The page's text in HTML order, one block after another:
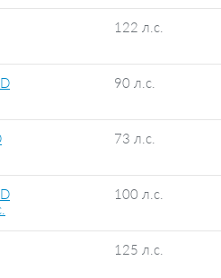
122 л.с.
90 л.с.
73 л.с.
100 л.с.
125 л.с.